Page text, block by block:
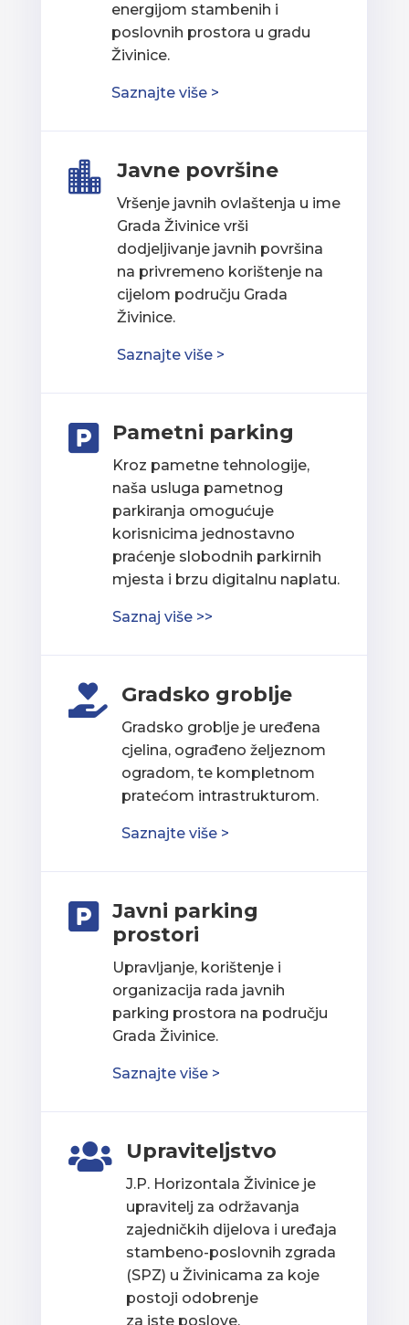
energijom stambenih i
poslovnih prostora u gradu
Živinice.
Saznajte više >
 Javne površine
Vršenje javnih ovlaštenja u ime
Grada Živinice vrši
dodjeljivanje javnih površina
na privremeno korištenje na
cijelom području Grada
Živinice.
Saznajte više >
 Pametni parking
Kroz pametne tehnologije,
naša usluga pametnog
parkiranja omogućuje
korisnicima jednostavno
praćenje slobodnih parkirnih
mjesta i brzu digitalnu naplatu.
Saznaj više >>
 Gradsko groblje
Gradsko groblje je uređena
cjelina, ograđeno željeznom
ogradom, te kompletnom
pratećom intrastrukturom.
Saznajte više >

Javni parking
prostori
Upravljanje, korištenje i
organizacija rada javnih
parking prostora na području
Grada Živinice.
Saznajte više >
 Upraviteljstvo
J.P. Horizontala Živinice je
upravitelj za održavanja
zajedničkih dijelova i uređaja
stambeno-poslovnih zgrada
(SPZ) u Živinicama za koje
postoji odobrenje
za iste poslove.